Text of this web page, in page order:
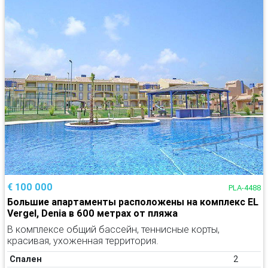
€ 100 000 PLA-4488
Большие апартаменты расположены на комплекс EL
Vergel, Denia в 600 метрах от пляжа
В комплексе общий бассейн, теннисные корты,
красивая, ухоженная территория.
Спален
2